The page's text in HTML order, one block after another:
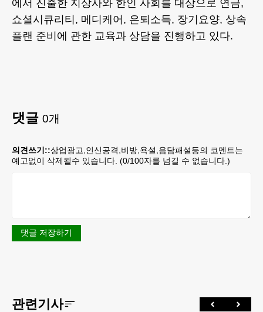
에서 진출한 지상사와 한인 사회를 대상으로 연금,
쇼셜시큐리티, 메디케어, 은퇴소득, 장기요양, 상속
플랜 준비에 관한 교육과 상담을 진행하고 있다.
댓글 0개
의견쓰기::상업광고,인신공격,비방,욕설,음담패설등의 코멘트는
예고없이 삭제될수 있습니다. (0/100자를 넘길 수 없습니다.)
댓글 저장하기
관련기사